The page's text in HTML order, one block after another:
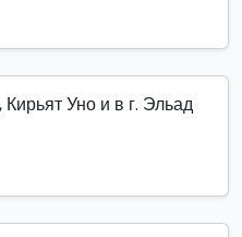
Уно и в г. Эльад